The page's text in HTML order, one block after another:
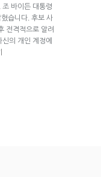
바이든 대통령
습니다. 후보 사
전격적으로 알려
의 개인 계정에